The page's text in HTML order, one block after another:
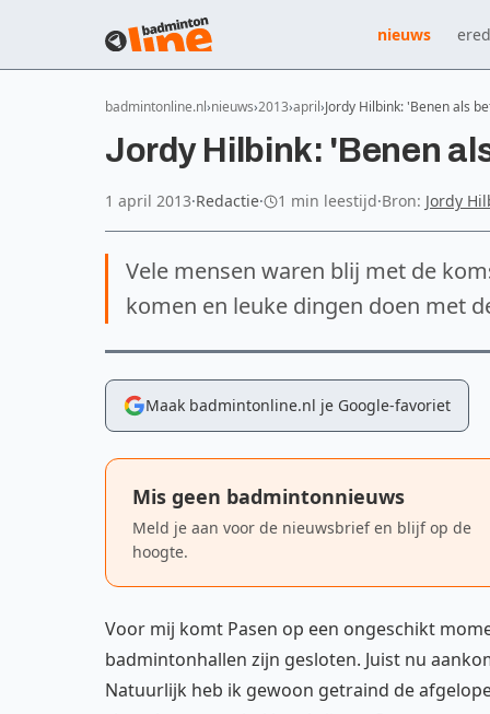
nieuws
badmintonline.nl nieuws 2013 april Jordy Hilbink: 'Benen als
Jordy Hilbink: 'Benen
1 april 2013·Redactie· 1 min leestijd·Bron: Jordy
Vele mensen waren blij met de
komen en leuke dingen doen met
Maak badmintonline.nl je Google-favoriet
Mis geen badmintonnieuws
Meld je aan voor de nieuwsbrief en blijf op de
hoogte.
Voor mij komt Pasen op een ongeschikt
badmintonhallen zijn gesloten. Juist nu
Natuurlijk heb ik gewoon getraind de